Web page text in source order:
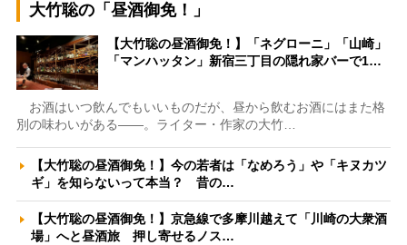
大竹聡の「昼酒御免！」
【大竹聡の昼酒御免！】「ネグローニ」「山崎」
「マンハッタン」新宿三丁目の隠れ家バーで1…
お酒はいつ飲んでもいいものだが、昼から飲むお酒にはまた格
別の味わいがある――。ライター・作家の大竹…
【大竹聡の昼酒御免！】今の若者は「なめろう」や「キヌカツ
ギ」を知らないって本当？ 昔の…
【大竹聡の昼酒御免！】京急線で多摩川越えて「川崎の大衆酒
場」へと昼酒旅 押し寄せるノス…